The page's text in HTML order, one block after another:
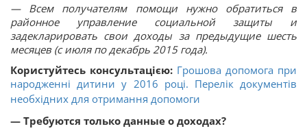
— Всем получателям помощи нужно обратиться в
районное управление социальной защиты и
задекларировать свои доходы за предыдущие шесть
месяцев (с июля по декабрь 2015 года).
Користуйтесь консультацією: Грошова допомога при
народженні дитини у 2016 році. Перелік документів
необхідних для отримання допомоги
— Требуются только данные о доходах?